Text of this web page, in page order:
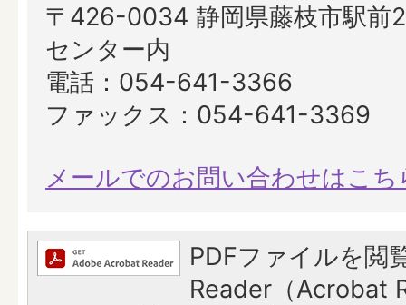
〒426-0034 静岡県藤枝市駅前
センター内
電話：054-641-3366
ファックス：054-641-3369
メールでのお問い合わせはこち
PDFファイルを閲
Reader（Acrobat